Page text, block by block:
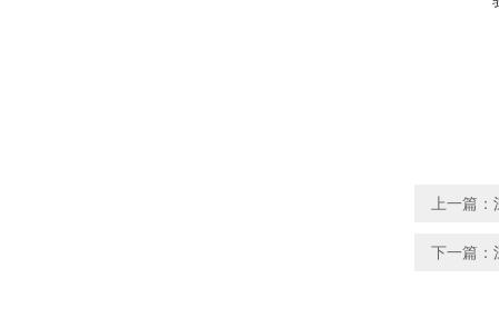
上一篇：
下一篇：